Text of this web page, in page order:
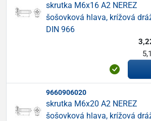
skrutka M6x16 A2 NEREZ
šošovková hlava, krížová
DIN 966
9660906020
skrutka M6x20 A2 NEREZ
šošovková hlava, krížová